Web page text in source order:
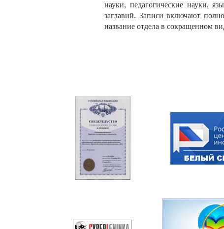
науки, педагогические науки,
заглавий. Записи включают
название отдела в сокращенном